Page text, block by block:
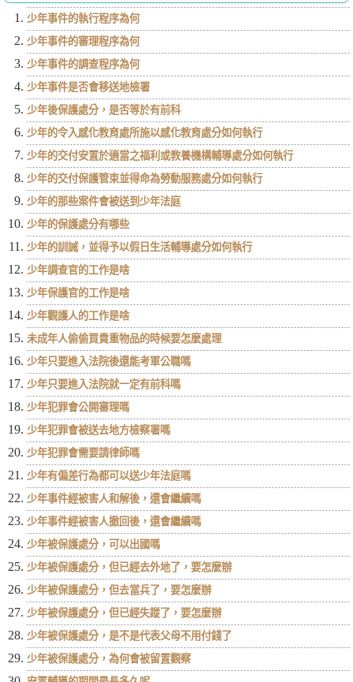
少年事件的執行程序為何
少年事件的審理程序為何
少年事件的調查程序為何
少年事件是否會移送地檢署
少年後保護處分，是否等於有前科
少年的令入感化教育處所施以感化教育處分如何執行
少年的交付安置於適當之福利或教養機構輔導處分如何執行
少年的交付保護管束並得命為勞動服務處分如何執行
少年的那些案件會被送到少年法庭
少年的保護處分有哪些
少年的訓誡，並得予以假日生活輔導處分如何執行
少年調查官的工作是啥
少年保護官的工作是啥
少年觀護人的工作是啥
未成年人偷偷買貴重物品的時候要怎麼處理
少年只要進入法院後還能考軍公職嗎
少年只要進入法院就一定有前科嗎
少年犯罪會公開審理嗎
少年犯罪會被送去地方檢察署嗎
少年犯罪會需要請律師嗎
少年有偏差行為都可以送少年法庭嗎
少年事件經被害人和解後，還會繼續嗎
少年事件經被害人撤回後，還會繼續嗎
少年被保護處分，可以出國嗎
少年被保護處分，但已經去外地了，要怎麼辦
少年被保護處分，但去當兵了，要怎麼辦
少年被保護處分，但已經失蹤了，要怎麼辦
少年被保護處分，是不是代表父母不用付錢了
少年被保護處分，為何會被留置觀察